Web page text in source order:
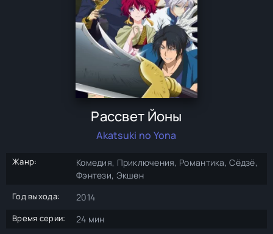
Рассвет Йоны
Akatsuki no Yona
Жанр:
Комедия, Приключения, Романтика, Сёдзё,
Фэнтези, Экшен
Год выхода: 2014
Время серии: 24 мин